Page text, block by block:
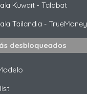
Kuwait - Talabat
Tailandia - TrueMoney
desbloqueados